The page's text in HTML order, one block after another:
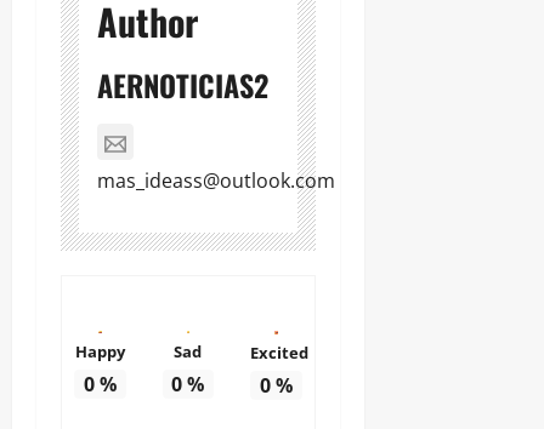
Author
AERNOTICIAS2
mas_ideass@outlook.com
Happy
0%
Sad
0%
Excited
0%